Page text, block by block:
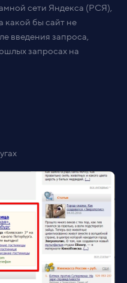
сети Яндекса (РСЯ),
какой бы сайт не
введения запроса,
запросах на